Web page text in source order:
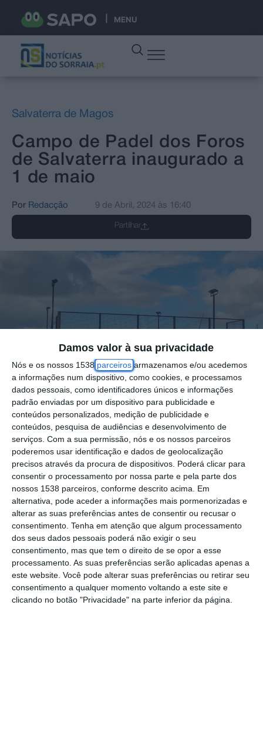
Damos valor à sua privacidade
Nós e os nossos 1538parceirosarmazenamos e/ou acedemos
a informações num dispositivo, como cookies, e processamos
dados pessoais, como identificadores únicos e informações
padrão enviadas por um dispositivo para publicidade e
conteúdos personalizados, medição de publicidade e
conteúdos, pesquisa de audiências e desenvolvimento de
serviços. Com a sua permissão, nós e os nossos parceiros
poderemos usar identificação e dados de geolocalização
precisos através da procura de dispositivos. Poderá clicar para
consentir o processamento por nossa parte e pela parte dos
nossos 1538 parceiros, conforme descrito acima. Em
alternativa, pode aceder a informações mais pormenorizadas e
alterar as suas preferências antes de consentir ou recusar o
consentimento. Tenha em atenção que algum processamento
dos seus dados pessoais poderá não exigir o seu
consentimento, mas que tem o direito de se opor a esse
processamento. As suas preferências serão aplicadas apenas a
este website. Você pode alterar suas preferências ou retirar seu
consentimento a qualquer momento voltando a este site e
clicando no botão "Privacidade" na parte inferior da página.
MENU
Salvaterra de Magos
Campo de Padel dos Foros
de Salvaterra inaugurado a
1 de maio
Por Redacção 9 de Abril, 2024 às 16:40
Partilhar
Será inaugurado no próximo dia 1 de maio,
quarta-feira, feriado nacional, o Campo de
Padel dos Foros de Salvaterra, construído
junto ao Centro Escolar da localidade do
concelho de Salvaterra de Magos.
A construção do Campo de Padel dos Foros
de Salvaterra resulta de um investimento de
cerca de 35 mil euros por parte do Município